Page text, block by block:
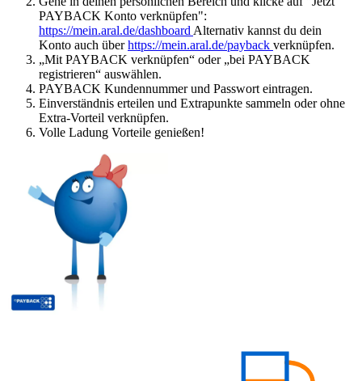
PAYBACK Konto verknüpfen":
https://mein.aral.de/dashboard Alternativ kannst du dein
Konto auch überhttps://mein.aral.de/payback verknüpfen.
„Mit PAYBACK verknüpfen“ oder „bei PAYBACK
registrieren“ auswählen.
PAYBACK Kundennummer und Passwort eintragen.
Einverständnis erteilen und Extrapunkte sammeln oder ohne
Extra-Vorteil verknüpfen.
Volle Ladung Vorteile genießen!